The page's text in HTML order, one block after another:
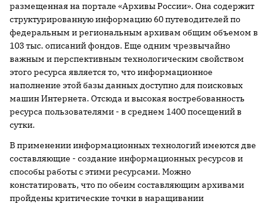
размещенная на портале «Архивы России». Она содержит
структурированную информацию 60 путеводителей по
федеральным и региональным архивам общим объемом в
103 тыс. описаний фондов. Еще одним чрезвычайно
важным и перспективным технологическим свойством
этого ресурса является то, что информационное
наполнение этой базы данных доступно для поисковых
машин Интернета. Отсюда и высокая востребованность
ресурса пользователями - в среднем 1400 посещений в
сутки.
В применении информационных технологий имеются две
составляющие - создание информационных ресурсов и
способы работы с этими ресурсами. Можно
констатировать, что по обеим составляющим архивами
пройдены критические точки в наращивании